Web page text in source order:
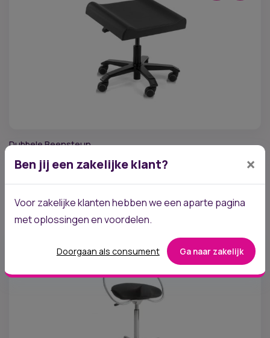
Dubbele Beensteun
Vanaf €328,10 (excl. btw)
In hoogte en hoek verstelbaar
Ben jij een zakelijke klant? ×
Voor zakelijke klanten hebben we een aparte pagina
met oplossingen en voordelen.
Doorgaan als consument Ga naar zakelijk